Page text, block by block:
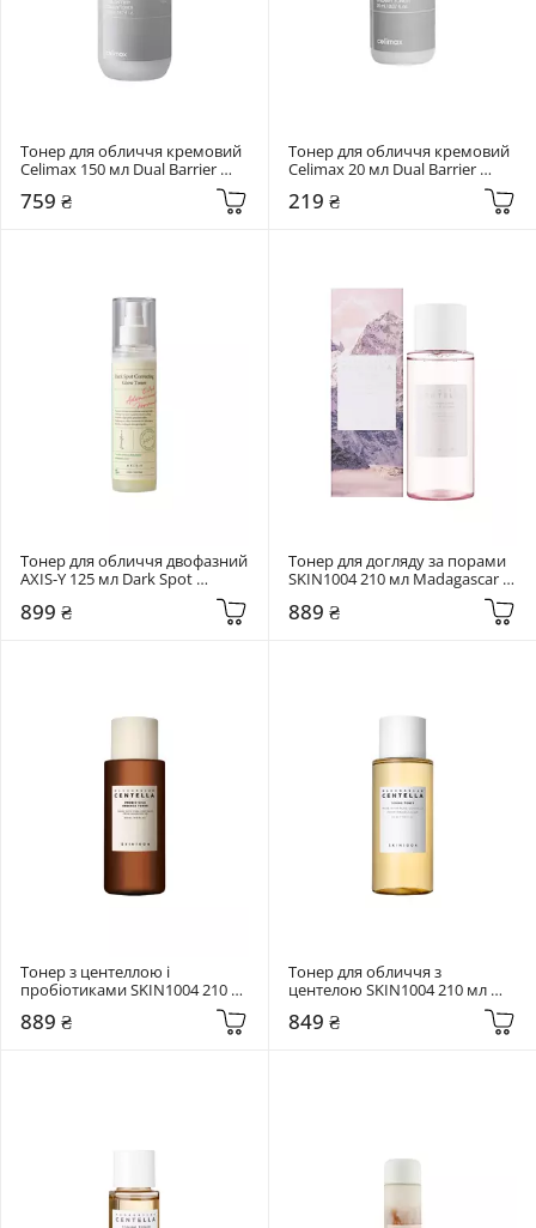
Тонер для обличчя кремовий
Celimax 150 мл Dual Barrier
759 ₴
Тонер для обличчя кремовий
Celimax 20 мл Dual Barrier
219 ₴
Тонер для обличчя двофазний
AXIS-Y 125 мл Dark Spot
899 ₴
Тонер для догляду за порами
SKIN1004 210 мл Madagascar
Centella Poremizing Clear Toner
889 ₴
Тонер з центеллою і
пробіотиками SKIN1004 210
мл Madagascar Centella Probio-
Cica Essence Toner
889 ₴
Тонер для обличчя з
центелою SKIN1004 210 мл
Madagascar Centella Toning
Toner
849 ₴